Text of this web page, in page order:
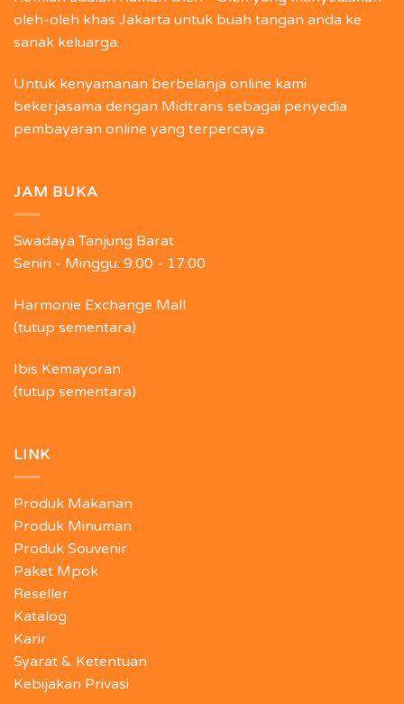
oleh-oleh khas Jakarta untuk buah tangan anda ke
sanak keluarga.
Untuk kenyamanan berbelanja online kami
bekerjasama dengan Midtrans sebagai penyedia
pembayaran online yang terpercaya.
JAM BUKA
Swadaya Tanjung Barat
Senin - Minggu: 9:00 - 17:00
Harmonie Exchange Mall
(tutup sementara)
Ibis Kemayoran
(tutup sementara)
LINK
Produk Makanan
Produk Minuman
Produk Souvenir
Paket Mpok
Reseller
Katalog
Karir
Syarat & Ketentuan
Kebijakan Privasi